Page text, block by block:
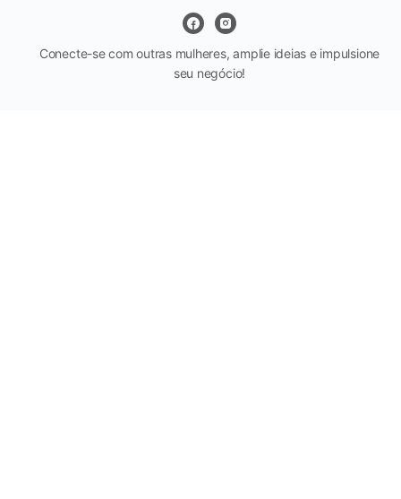
Conecte-se com outras mulheres, amplie ideias e impulsione
seu negócio!